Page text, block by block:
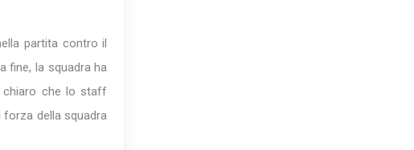
partita contro il
fine, la squadra ha
chiaro che lo staff
della squadra